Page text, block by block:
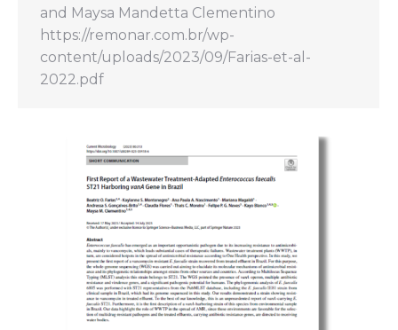
and Maysa Mandetta Clementino
https://remonar.com.br/wp-
content/uploads/2023/09/Farias-et-al-
2022.pdf